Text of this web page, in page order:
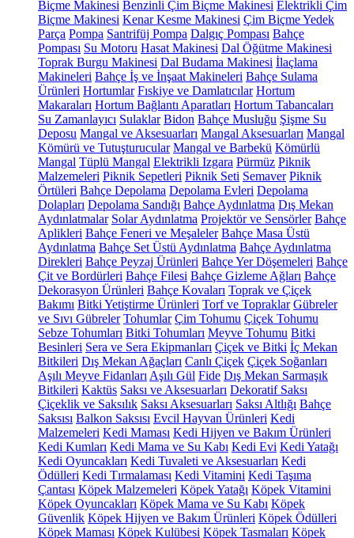
Biçme Makinesi Benzinli Çim Biçme Makinesi Elektrikli Çim
Biçme Makinesi Kenar Kesme Makinesi Çim Biçme Yedek
Parça Pompa Santrifüj Pompa Dalgıç Pompası Bahçe
Pompası Su Motoru Hasat Makinesi Dal Öğütme Makinesi
Toprak Burgu Makinesi Dal Budama Makinesi İlaçlama
Makineleri Bahçe İş ve İnşaat Makineleri Bahçe Sulama
Ürünleri Hortumlar Fıskiye ve Damlatıcılar Hortum
Makaraları Hortum Bağlantı Aparatları Hortum Tabancaları
Su Zamanlayıcı Sulaklar Bidon Bahçe Musluğu Şişme Su
Deposu Mangal ve Aksesuarları Mangal Aksesuarları Mangal
Kömürü ve Tutuşturucular Mangal ve Barbekü Kömürlü
Mangal Tüplü Mangal Elektrikli Izgara Pürmüz Piknik
Malzemeleri Piknik Sepetleri Piknik Seti Semaver Piknik
Örtüleri Bahçe Depolama Depolama Evleri Depolama
Dolapları Depolama Sandığı Bahçe Aydınlatma Dış Mekan
Aydınlatmalar Solar Aydınlatma Projektör ve Sensörler Bahçe
Aplikleri Bahçe Feneri ve Meşaleler Bahçe Masa Üstü
Aydınlatma Bahçe Set Üstü Aydınlatma Bahçe Aydınlatma
Direkleri Bahçe Peyzaj Ürünleri Bahçe Yer Döşemeleri Bahçe
Çit ve Bordürleri Bahçe Filesi Bahçe Gizleme Ağları Bahçe
Dekorasyon Ürünleri Bahçe Kovaları Toprak ve Çiçek
Bakımı Bitki Yetiştirme Ürünleri Torf ve Topraklar Gübreler
ve Sıvı Gübreler Tohumlar Çim Tohumu Çiçek Tohumu
Sebze Tohumları Bitki Tohumları Meyve Tohumu Bitki
Besinleri Sera ve Sera Ekipmanları Çiçek ve Bitki İç Mekan
Bitkileri Dış Mekan Ağaçları Canlı Çiçek Çiçek Soğanları
Aşılı Meyve Fidanları Aşılı Gül Fide Dış Mekan Sarmaşık
Bitkileri Kaktüs Saksı ve Aksesuarları Dekoratif Saksı
Çiçeklik ve Saksılık Saksı Aksesuarları Saksı Altlığı Bahçe
Saksısı Balkon Saksısı Evcil Hayvan Ürünleri Kedi
Malzemeleri Kedi Maması Kedi Hijyen ve Bakım Ürünleri
Kedi Kumları Kedi Mama ve Su Kabı Kedi Evi Kedi Yatağı
Kedi Oyuncakları Kedi Tuvaleti ve Aksesuarları Kedi
Ödülleri Kedi Tırmalaması Kedi Vitamini Kedi Taşıma
Çantası Köpek Malzemeleri Köpek Yatağı Köpek Vitamini
Köpek Oyuncakları Köpek Mama ve Su Kabı Köpek
Güvenlik Köpek Hijyen ve Bakım Ürünleri Köpek Ödülleri
Köpek Maması Köpek Kulübesi Köpek Tasmaları Köpek